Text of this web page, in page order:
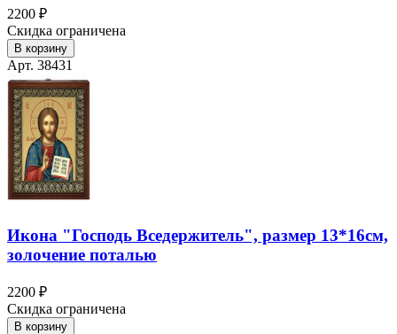
2200 ₽
Скидка ограничена
В корзину
Арт. 38431
Икона "Господь Вседержитель", размер 13*16см,
золочение поталью
2200 ₽
Скидка ограничена
В корзину